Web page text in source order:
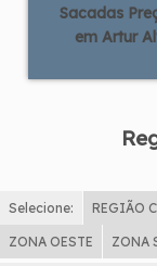
Sacadas
em Artur
Selecione: REGIÃO
ZONA OESTE ZONA